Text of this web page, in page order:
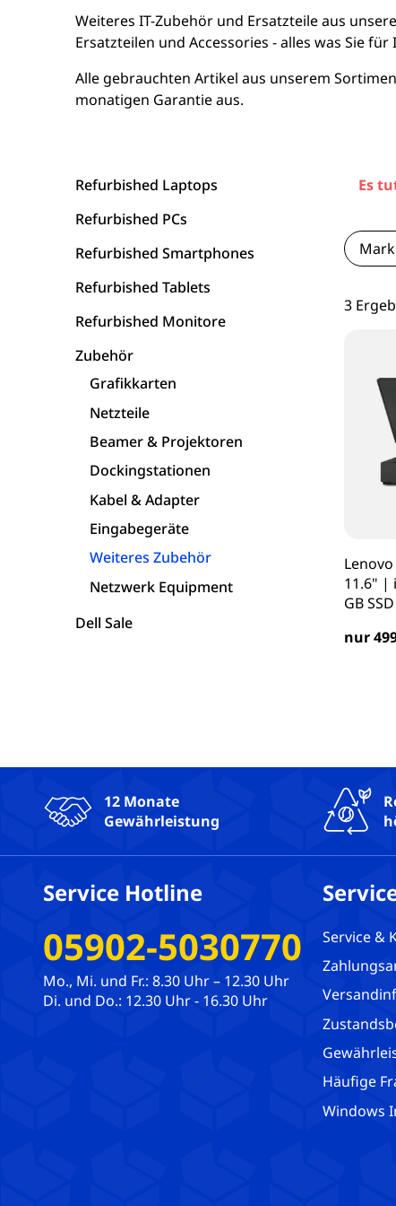
Laptops ab 17 Zoll
& 2-in-1 Laptops
Workstation Laptops
Lenovo Laptops
Fujitsu Laptops
HP Laptops
Asus Laptops
Zubehör
Dell PCs
Fujitsu PCs
Weiteres IT-Zubehör und Ersatzteile aus
Ersatzteilen und Accessories - alles was Sie
Alle gebrauchten Artikel aus unserem
monatigen Garantie aus.
Refurbished Laptops
Refurbished PCs
Refurbished Smartphones
Refurbished Tablets
Refurbished Monitore
Zubehör
Grafikkarten
Netzteile
Beamer & Projektoren
Dockingstationen
Kabel & Adapter
Eingabegeräte
Weiteres Zubehör
Netzwerk Equipment
Dell Sale
Es
3
11.6" |
GB SSD
nur
12 Monate
Gewährleistung
Service Hotline
05902-5030770
Mo., Mi. und Fr.: 8.30 Uhr – 12.30 Uhr
Di. und Do.: 12.30 Uhr - 16.30 Uhr
Service &
Häufige
Windows